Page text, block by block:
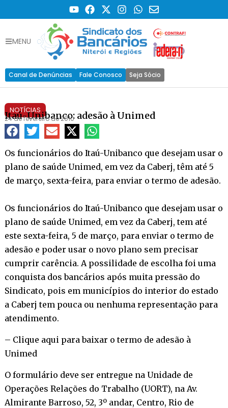
MENU
Canal de Denúncias Fale Conosco Seja Sócio
NOTÍCIAS
Itaú-Unibanco: adesão à Unimed
24 de fevereiro de 2010
Os funcionários do Itaú-Unibanco que desejam usar o
plano de saúde Unimed, em vez da Caberj, têm até 5
de março, sexta-feira, para enviar o termo de adesão.
Os funcionários do Itaú-Unibanco que desejam usar o
plano de saúde Unimed, em vez da Caberj, tem até
este sexta-feira, 5 de março, para enviar o termo de
adesão e poder usar o novo plano sem precisar
cumprir carência. A possilidade de escolha foi uma
conquista dos bancários após muita pressão do
Sindicato, pois em municípios do interior do estado
a Caberj tem pouca ou nenhuma representação para
atendimento.
– Clique aqui para baixar o termo de adesão à
Unimed
O formulário deve ser entregue na Unidade de
Operações Relações do Trabalho (UORT), na Av.
Almirante Barroso, 52, 3º andar, Centro, Rio de